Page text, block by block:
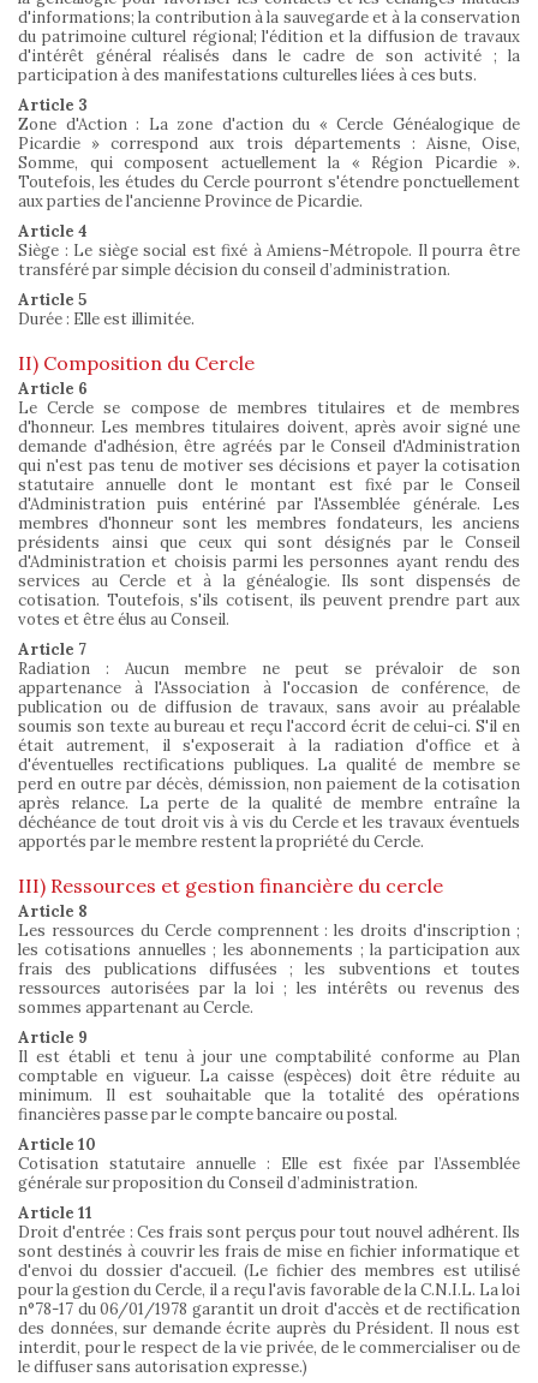
d'informations; la contribution à la sauvegarde et à la conservation
du patrimoine culturel régional; l'édition et la diffusion de travaux
d'intérêt général réalisés dans le cadre de son activité ; la
participation à des manifestations culturelles liées à ces buts.
Article 3
Zone d'Action : La zone d'action du « Cercle Généalogique de
Picardie » correspond aux trois départements : Aisne, Oise,
Somme, qui composent actuellement la « Région Picardie ».
Toutefois, les études du Cercle pourront s'étendre ponctuellement
aux parties de l'ancienne Province de Picardie.
Article 4
Siège : Le siège social est fixé à Amiens-Métropole. Il pourra être
transféré par simple décision du conseil d’administration.
Article 5
Durée : Elle est illimitée.
II) Composition du Cercle
Article 6
Le Cercle se compose de membres titulaires et de membres
d'honneur. Les membres titulaires doivent, après avoir signé une
demande d'adhésion, être agréés par le Conseil d'Administration
qui n'est pas tenu de motiver ses décisions et payer la cotisation
statutaire annuelle dont le montant est fixé par le Conseil
d'Administration puis entériné par l'Assemblée générale. Les
membres d'honneur sont les membres fondateurs, les anciens
présidents ainsi que ceux qui sont désignés par le Conseil
d'Administration et choisis parmi les personnes ayant rendu des
services au Cercle et à la généalogie. Ils sont dispensés de
cotisation. Toutefois, s'ils cotisent, ils peuvent prendre part aux
votes et être élus au Conseil.
Article 7
Radiation : Aucun membre ne peut se prévaloir de son
appartenance à l'Association à l'occasion de conférence, de
publication ou de diffusion de travaux, sans avoir au préalable
soumis son texte au bureau et reçu l'accord écrit de celui-ci. S'il en
était autrement, il s'exposerait à la radiation d'office et à
d'éventuelles rectifications publiques. La qualité de membre se
perd en outre par décès, démission, non paiement de la cotisation
après relance. La perte de la qualité de membre entraîne la
déchéance de tout droit vis à vis du Cercle et les travaux éventuels
apportés par le membre restent la propriété du Cercle.
III) Ressources et gestion financière du cercle
Article 8
Les ressources du Cercle comprennent : les droits d'inscription ;
les cotisations annuelles ; les abonnements ; la participation aux
frais des publications diffusées ; les subventions et toutes
ressources autorisées par la loi ; les intérêts ou revenus des
sommes appartenant au Cercle.
Article 9
Il est établi et tenu à jour une comptabilité conforme au Plan
comptable en vigueur. La caisse (espèces) doit être réduite au
minimum. Il est souhaitable que la totalité des opérations
financières passe par le compte bancaire ou postal.
Article 10
Cotisation statutaire annuelle : Elle est fixée par l’Assemblée
générale sur proposition du Conseil d’administration.
Article 11
Droit d'entrée : Ces frais sont perçus pour tout nouvel adhérent. Ils
sont destinés à couvrir les frais de mise en fichier informatique et
d'envoi du dossier d'accueil. (Le fichier des membres est utilisé
pour la gestion du Cercle, il a reçu l'avis favorable de la C.N.I.L. La loi
n°78-17 du 06/01/1978 garantit un droit d'accès et de rectification
des données, sur demande écrite auprès du Président. Il nous est
interdit, pour le respect de la vie privée, de le commercialiser ou de
le diffuser sans autorisation expresse.)